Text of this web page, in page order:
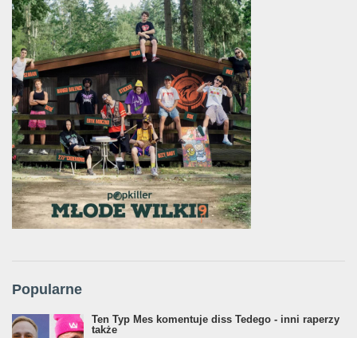
Popularne
Ten Typ Mes komentuje diss Tedego - inni raperzy
także